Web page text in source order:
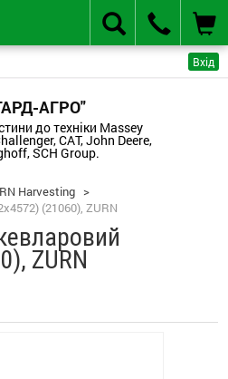
Вхід
АГРО"
до техніки Massey
CAT, John Deere,
SCH Group.
Harvesting >
(21060), ZURN
ZURN